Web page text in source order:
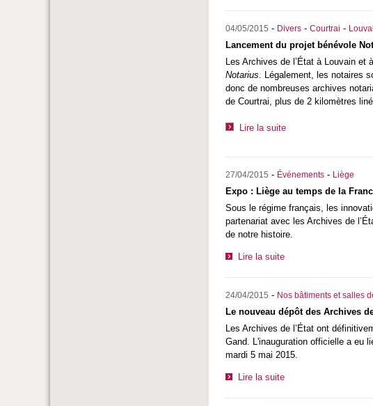
04/05/2015 - Divers - Courtrai -
Lancement du projet bénévole
Les Archives de l’État à Louvain
Notarius . Légalement, les notaires
donc de nombreuses archives
de Courtrai, plus de 2 kilomètres
Lire la suite
27/04/2015 - Événements - Liège
Expo : Liège au temps de la
Sous le régime français, les
partenariat avec les Archives de
de notre histoire.
Lire la suite
24/04/2015 - Nos bâtiments et salles
Le nouveau dépôt des Archives
Les Archives de l’État ont
Gand. L'inauguration officielle a eu
mardi 5 mai 2015.
Lire la suite